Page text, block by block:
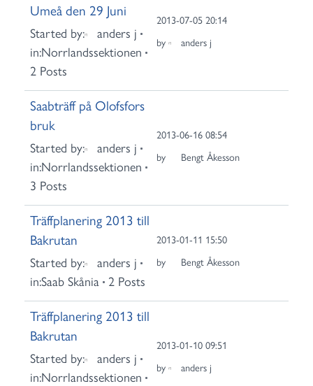
Umeå den 29 Juni
Started by:
anders j
in:Norrlandssektionen
2 Posts
2013-07-05 20:14
by
anders j
Saabträff på Olofsfors
bruk
Started by:
anders j
in:Norrlandssektionen
3 Posts
2013-06-16 08:54
by
Bengt Åkesson
Träffplanering 2013 till
Bakrutan
Started by:
anders j
in:Saab Skånia 2 Posts
2013-01-11 15:50
by
Bengt Åkesson
Träffplanering 2013 till
Bakrutan
Started by:
anders j
in:Norrlandssektionen
2013-01-10 09:51
by
anders j